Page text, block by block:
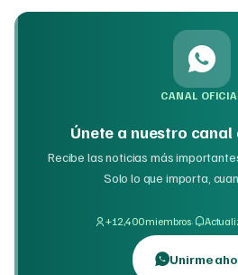
CANAL
Únete a nuestro canal
Recibe las noticias más
Solo lo que importa,
+12,400 miembros·
Unirme